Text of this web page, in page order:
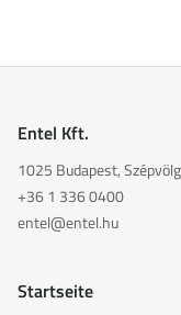
Entel Kft.
1025 Budapest,
+36 1 336 0400
entel@entel.hu
Startseite